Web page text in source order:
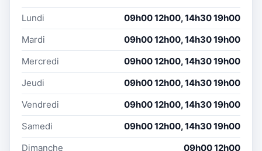
Lundi
09h00 12h00, 14h30 19h00
Mardi
09h00 12h00, 14h30 19h00
Mercredi
09h00 12h00, 14h30 19h00
Jeudi
09h00 12h00, 14h30 19h00
Vendredi
09h00 12h00, 14h30 19h00
Samedi
09h00 12h00, 14h30 19h00
Dimanche
09h00 12h00